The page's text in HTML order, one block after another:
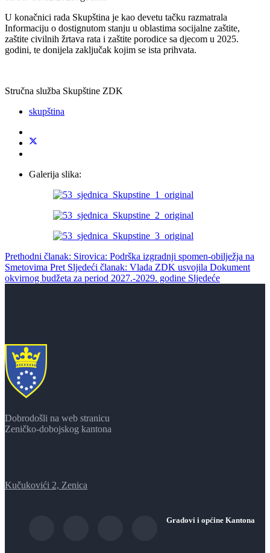
U konačnici rada Skupština je kao devetu tačku razmatrala
Informaciju o dostignutom stanju u oblastima socijalne zaštite,
zaštite civilnih žrtava rata i zaštite porodice sa djecom u 2025.
godini, te donijela zaključak kojim se ista prihvata.
Stručna služba Skupštine ZDK
skupština
Galerija slika:
Prethodni članak: Sirovica: Podrška izgradnji spomen-obilježja na
Smetovima Pret Sljedeći članak: Vlada ZDK usvojila Dokument
okvirnog budžeta za period 2027.-2029. godine Sljedeće
Dobrodošli na web stranicu
Zeničko-dobojskog kantona
Kučukovići 2, Zenica
Gradovi i općine Kantona